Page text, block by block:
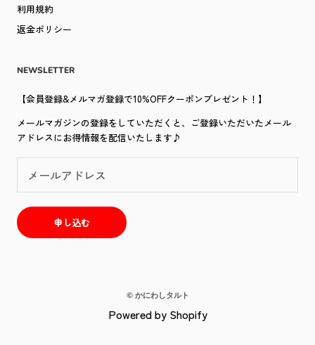
利用規約
返金ポリシー
NEWSLETTER
【会員登録&メルマガ登録で10%OFFクーポンプレゼント！】
メールマガジンの登録をしていただくと、ご登録いただいたメール
アドレスにお得情報を配信いたします♪
申し込む
© かにわしタルト
Powered by Shopify